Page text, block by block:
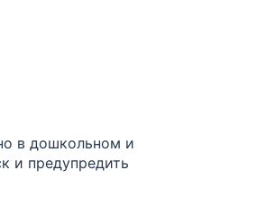
в дошкольном и
и предупредить